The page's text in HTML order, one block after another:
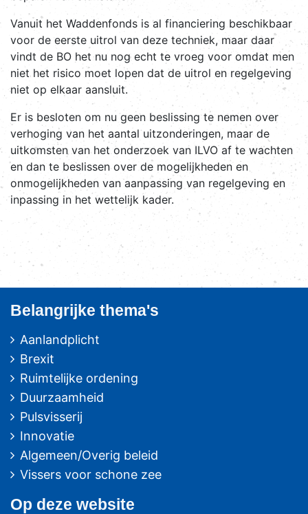
Vanuit het Waddenfonds is al financiering beschikbaar
voor de eerste uitrol van deze techniek, maar daar
vindt de BO het nu nog echt te vroeg voor omdat men
niet het risico moet lopen dat de uitrol en regelgeving
niet op elkaar aansluit.
Er is besloten om nu geen beslissing te nemen over
verhoging van het aantal uitzonderingen, maar de
uitkomsten van het onderzoek van ILVO af te wachten
en dan te beslissen over de mogelijkheden en
onmogelijkheden van aanpassing van regelgeving en
inpassing in het wettelijk kader.
Belangrijke thema's
Aanlandplicht
Brexit
Ruimtelijke ordening
Duurzaamheid
Pulsvisserij
Innovatie
Algemeen/Overig beleid
Vissers voor schone zee
Op deze website